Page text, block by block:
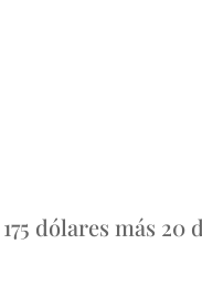
dólares más 20